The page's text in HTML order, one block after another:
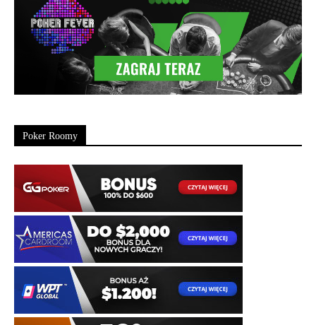
Poker Roomy